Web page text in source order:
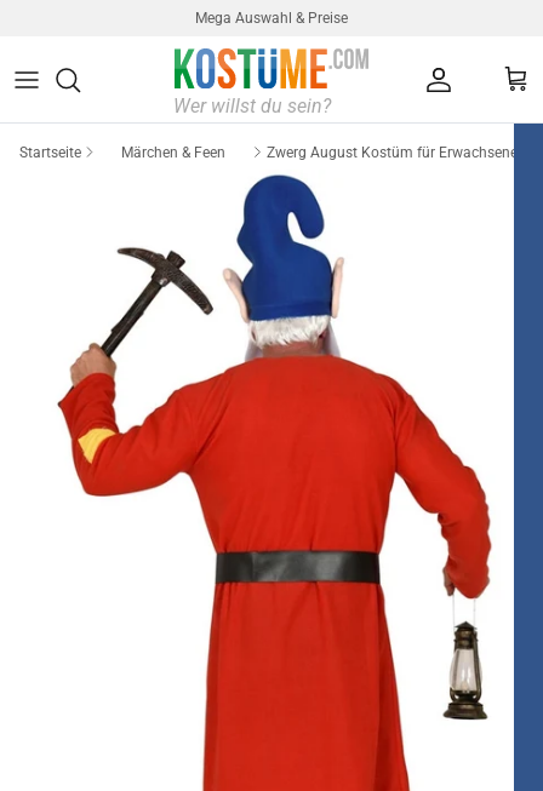
Mega Auswahl & Preise
Startseite
Märchen & Feen
Zwerg August Kostüm für Erwachsene rot